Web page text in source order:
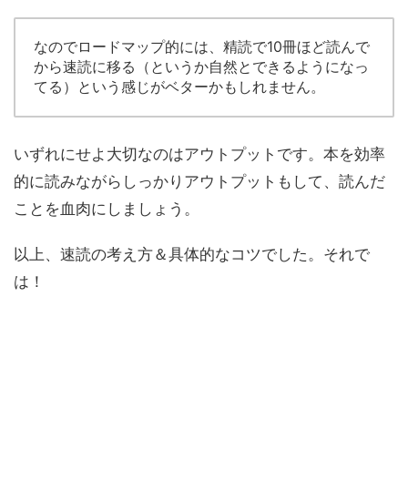
なのでロードマップ的には、精読で10冊ほど読んで
から速読に移る（というか自然とできるようになっ
てる）という感じがベターかもしれません。
いずれにせよ大切なのはアウトプットです。本を効率
的に読みながらしっかりアウトプットもして、読んだ
ことを血肉にしましょう。
以上、速読の考え方＆具体的なコツでした。それで
は！